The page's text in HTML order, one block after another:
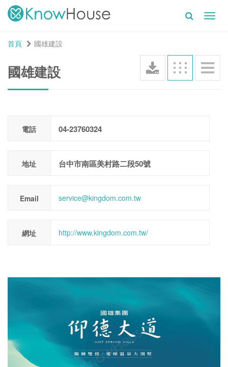
首頁
國雄建設
國雄建設
電話 04-23760324
地址 台中市南區美村路二段50號
Email service@kingdom.com.tw
網址 http://www.kingdom.com.tw/